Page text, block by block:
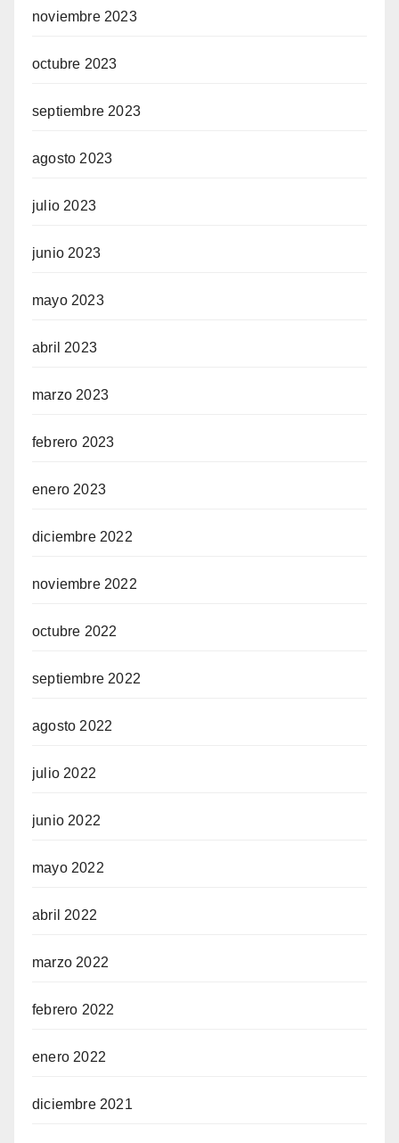
noviembre 2023
octubre 2023
septiembre 2023
agosto 2023
julio 2023
junio 2023
mayo 2023
abril 2023
marzo 2023
febrero 2023
enero 2023
diciembre 2022
noviembre 2022
octubre 2022
septiembre 2022
agosto 2022
julio 2022
junio 2022
mayo 2022
abril 2022
marzo 2022
febrero 2022
enero 2022
diciembre 2021